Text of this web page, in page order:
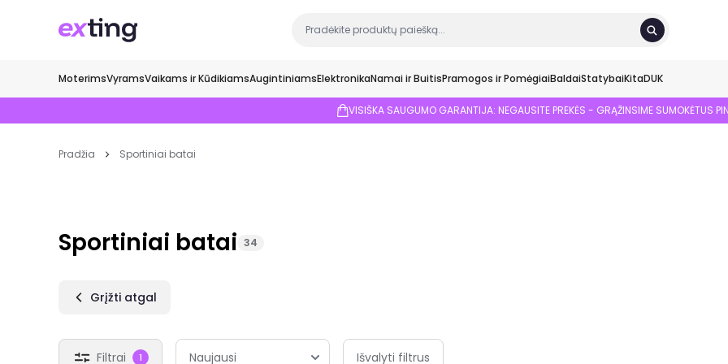
MoterimsVyramsVaikams ir KūdikiamsAugintiniamsElektronikaNamai ir BuitisPramogos ir PomėgiaiBaldaiStatybaiKitaDUK
VISIŠKA SAUGUMO GARANTIJA: NEGAUSITE PREKĖS - GRĄŽINSIME SUMOKĖTUS
Pradžia Sportiniai batai
Sportiniai batai 34
Grįžti atgal
Filtrai 1 Išvalyti filtrus